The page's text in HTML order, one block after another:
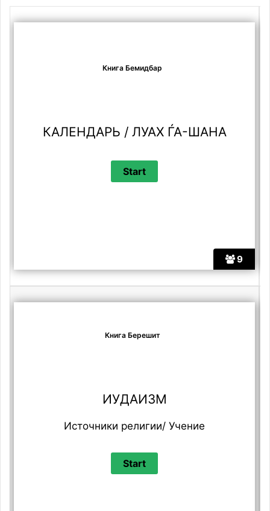
9
Книга Бемидбар
КАЛЕНДАРЬ / ЛУАХ ЃА-ШАНА
Книга Берешит
ИУДАИЗМ
Источники религии/ Учение